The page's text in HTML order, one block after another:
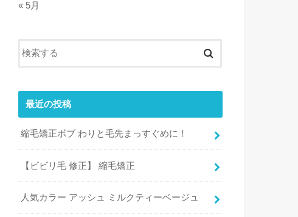
« 5月
最近の投稿
縮毛矯正ボブ わりと毛先まっすぐめに！
【ビビリ毛 修正】 縮毛矯正
人気カラー アッシュ ミルクティーベージュ